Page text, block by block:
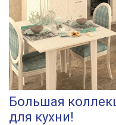
Большая
для кухни!